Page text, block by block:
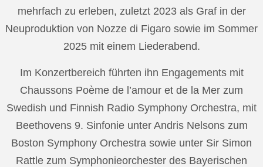
mehrfach zu erleben, zuletzt 2023 als Graf in der
Neuproduktion von Nozze di Figaro sowie im Sommer
2025 mit einem Liederabend.
Im Konzertbereich führten ihn Engagements mit
Chaussons Poème de l’amour et de la Mer zum
Swedish und Finnish Radio Symphony Orchestra, mit
Beethovens 9. Sinfonie unter Andris Nelsons zum
Boston Symphony Orchestra sowie unter Sir Simon
Rattle zum Symphonieorchester des Bayerischen